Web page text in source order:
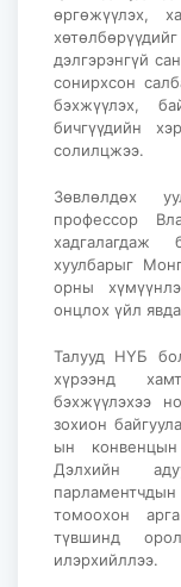
өргөжүүлэх,
дэлгэрэнгүй
сонирхсон
бэхжүүлэх,
бичгүүдийн
солилцжээ.
Зөвлөлдөх
профессор
хуулбарыг
орны
онцлох үйл
Талууд НҮБ
хүрээнд
бэхжүүлэхээ
зохион
ын
Дэлхийн
томоохон
түвшинд
илэрхийллээ.